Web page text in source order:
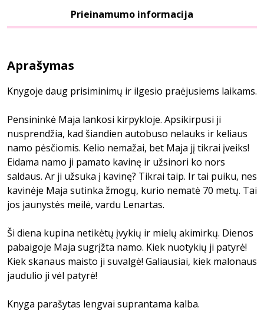
Prieinamumo informacija
Aprašymas
Knygoje daug prisiminimų ir ilgesio praėjusiems laikams.
Pensininkė Maja lankosi kirpykloje. Apsikirpusi ji
nusprendžia, kad šiandien autobuso nelauks ir keliaus
namo pėsčiomis. Kelio nemažai, bet Maja jį tikrai įveiks!
Eidama namo ji pamato kavinę ir užsinori ko nors
saldaus. Ar ji užsuka į kavinę? Tikrai taip. Ir tai puiku, nes
kavinėje Maja sutinka žmogų, kurio nematė 70 metų. Tai
jos jaunystės meilė, vardu Lenartas.
Ši diena kupina netikėtų įvykių ir mielų akimirkų. Dienos
pabaigoje Maja sugrįžta namo. Kiek nuotykių ji patyrė!
Kiek skanaus maisto ji suvalgė! Galiausiai, kiek malonaus
jaudulio ji vėl patyrė!
Knyga parašytas lengvai suprantama kalba.